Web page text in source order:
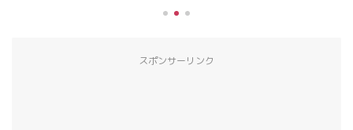
スポンサーリンク